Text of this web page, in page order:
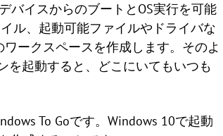
バイスからのブートとOS実行を可能
ル、起動可能ファイルやドライバな
ークスペースを作成します。そのよ
を起動すると、どこにいてもいつも
To Goです。Windows 10で起動